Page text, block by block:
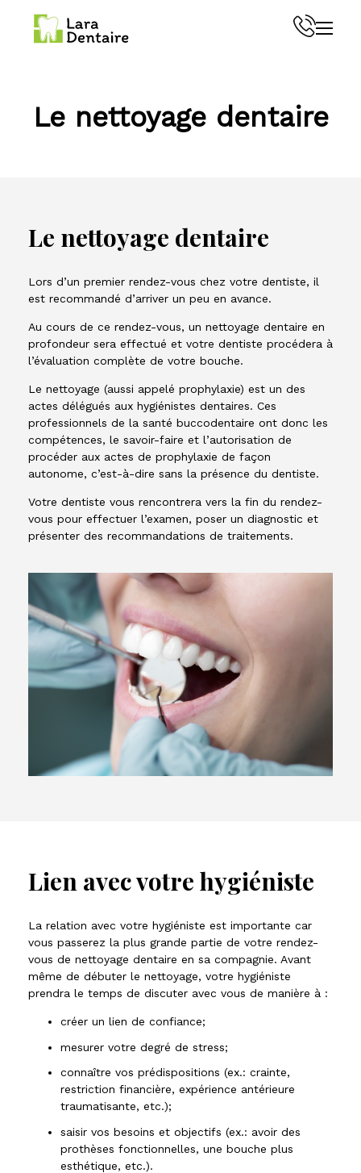
Menu
Le nettoyage dentaire
Le nettoyage dentaire
Lors d’un premier rendez-vous chez votre dentiste, il
est recommandé d’arriver un peu en avance.
Au cours de ce rendez-vous, un nettoyage dentaire en
profondeur sera effectué et votre dentiste procédera à
l’évaluation complète de votre bouche.
Le nettoyage (aussi appelé prophylaxie) est un des
actes délégués aux hygiénistes dentaires. Ces
professionnels de la santé buccodentaire ont donc les
compétences, le savoir-faire et l’autorisation de
procéder aux actes de prophylaxie de façon
autonome, c’est-à-dire sans la présence du dentiste.
Votre dentiste vous rencontrera vers la fin du rendez-
vous pour effectuer l’examen, poser un diagnostic et
présenter des recommandations de traitements.
Lien avec votre hygiéniste
La relation avec votre hygiéniste est importante car
vous passerez la plus grande partie de votre rendez-
vous de nettoyage dentaire en sa compagnie. Avant
même de débuter le nettoyage, votre hygiéniste
prendra le temps de discuter avec vous de manière à :
créer un lien de confiance;
mesurer votre degré de stress;
connaître vos prédispositions (ex.: crainte,
restriction financière, expérience antérieure
traumatisante, etc.);
saisir vos besoins et objectifs (ex.: avoir des
prothèses fonctionnelles, une bouche plus
esthétique, etc.).